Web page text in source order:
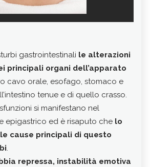
gastrointestinali le alterazioni
principali organi dell’apparato
cavo orale, esofago, stomaco e
tenue e di quello crasso.
si manifestano nel
epigastrico ed è risaputo che lo
cause principali di questo
.
repressa, instabilità emotiva